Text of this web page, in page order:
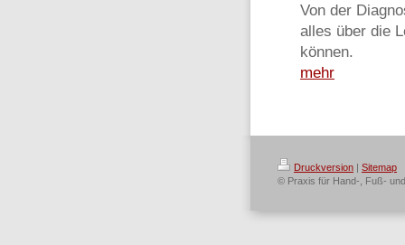
Von der
alles über die
können.
mehr
Druckversion | Sitemap
© Praxis für Hand-, Fuß-